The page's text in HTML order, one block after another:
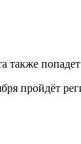
пройдёт